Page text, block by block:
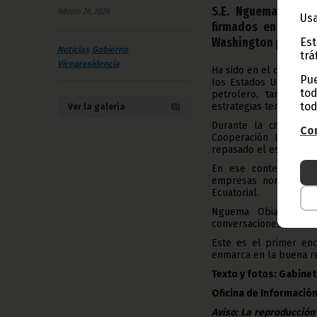
febrero 26, 2026
Noticias Gobierno
Vicepresidencia
Ver la galería
S.E. Nguema
firmados en el
Washington por su
Ha sido en el curso de
los Estados Unidos
petrolero, también
estrategias tendentes
Durante la cita,
Cooperación
repasado el estado de
En ese contexto,
empresas
Ecuatorial.
Nguema Obiang
conversaciones para
Este es el primer
enmarca en la buena
Texto y fotos:
Oficina de
Aviso: La